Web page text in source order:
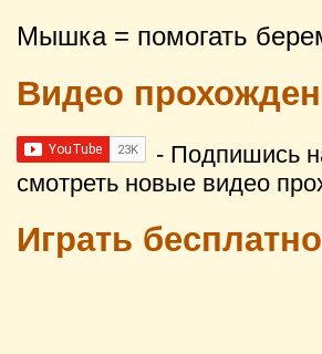
Мышка = помогать
Видео
- Подпишись
смотреть новые видео
Играть